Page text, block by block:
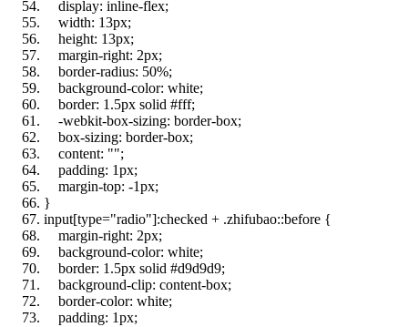
display: inline-flex;
width: 13px;
height: 13px;
margin-right: 2px;
border-radius: 50%;
background-color: white;
border: 1 .5px solid #fff;
-webkit-box-sizing: border-box;
box-sizing: border-box;
content: "";
padding: 1px;
margin-top: -1px;
}
input[type="radio"]:checked + .zhifubao::before {
margin-right: 2px;
background-color: white;
border: 1 .5px solid #d9d9d9;
background-clip: content-box;
border-color: white;
padding: 1px;